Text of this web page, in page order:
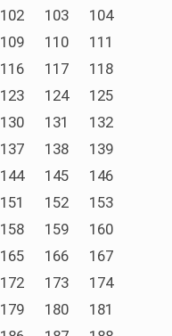
102 103
104
109 110
111
116 117
118
123 124
125
130 131
132
137 138
139
144 145
146
151 152
153
158 159
160
165 166
167
172 173
174
179 180
181